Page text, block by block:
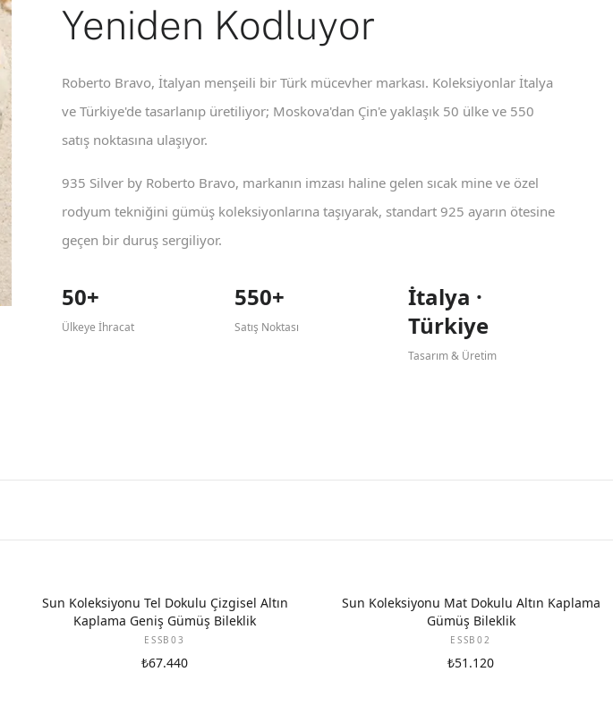
Yeniden Kodluyor
Roberto Bravo, İtalyan menşeili bir Türk mücevher markası. Koleksiyonlar İtalya
ve Türkiye'de tasarlanıp üretiliyor; Moskova'dan Çin'e yaklaşık 50 ülke ve 550
satış noktasına ulaşıyor.
935 Silver by Roberto Bravo, markanın imzası haline gelen sıcak mine ve özel
rodyum tekniğini gümüş koleksiyonlarına taşıyarak, standart 925 ayarın ötesine
geçen bir duruş sergiliyor.
50+
Ülkeye İhracat
550+
Satış Noktası
İtalya ·
Türkiye
Tasarım & Üretim
Sun Koleksiyonu Tel Dokulu Çizgisel Altın
Kaplama Geniş Gümüş Bileklik
ESSB03
₺67.440
Sun Koleksiyonu Mat Dokulu Altın Kaplama
Gümüş Bileklik
ESSB02
₺51.120